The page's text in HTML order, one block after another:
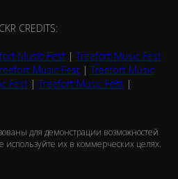
CREDITS:
Music Fest| Treefort Music Fest
Music Fest| Treefort Music
Fest | Treefort Music Fest |
для демонстрации возможностей
используйте их в коммерческих целях.